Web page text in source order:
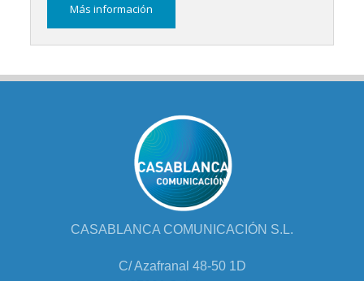
Más información
CASABLANCA COMUNICACIÓN S.L.
C/ Azafranal 48-50 1D